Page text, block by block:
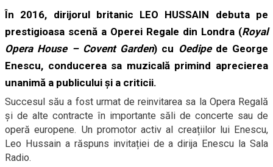
În 2016, dirijorul britanic LEO HUSSAIN debuta pe
prestigioasa scenă a Operei Regale din Londra (Royal
Opera House – Covent Garden) cu Oedipede George
Enescu, conducerea sa muzicală primind aprecierea
unanimă a publicului și a criticii.
Succesul său a fost urmat de reinvitarea sa la Opera Regală
și de alte contracte în importante săli de concerte sau de
operă europene. Un promotor activ al creațiilor lui Enescu,
Leo Hussain a răspuns invitației de a dirija Enescu la Sala
Radio.